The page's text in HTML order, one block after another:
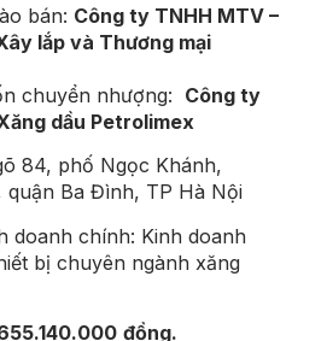
bán: Công ty TNHH MTV –
lắp và Thương mại
chuyển nhượng: Công ty
dầu Petrolimex
84, phố Ngọc Khánh,
quận Ba Đình, TP Hà Nội
doanh chính: Kinh doanh
bị chuyên ngành xăng
đồng.